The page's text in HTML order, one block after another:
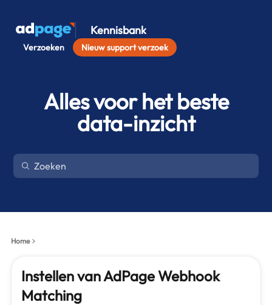
Kennisbank
Verzoeken Nieuw support verzoek
Alles voor het beste
data-inzicht
Home
Instellen van AdPage Webhook
Matching